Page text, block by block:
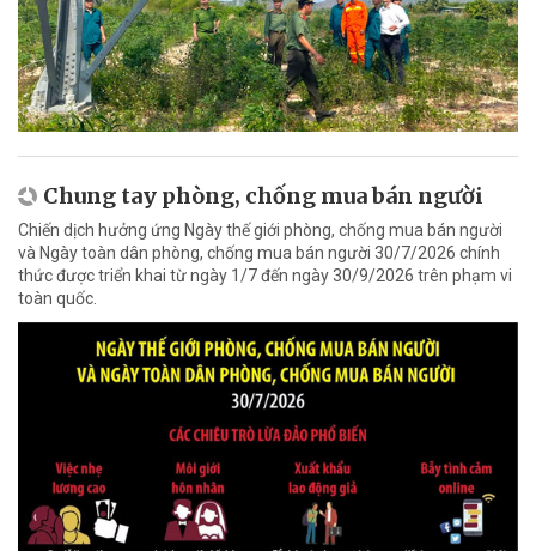
Chung tay phòng, chống mua bán người
Chiến dịch hưởng ứng Ngày thế giới phòng, chống mua bán người
và Ngày toàn dân phòng, chống mua bán người 30/7/2026 chính
thức được triển khai từ ngày 1/7 đến ngày 30/9/2026 trên phạm vi
toàn quốc.